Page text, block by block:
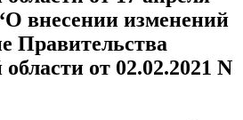
внесении изменений
Правительства
от 02.02.2021 N